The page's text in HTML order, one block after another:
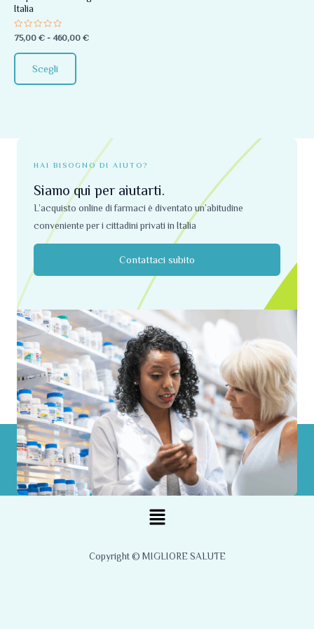
Italia
Valutato
0
su
5
75,00 € - 460,00 €
Scegli
scelte
del
HAI BISOGNO DI AIUTO?
Siamo qui per aiutarti.
L’acquisto online di farmaci è diventato un’abitudine
conveniente per i cittadini privati ​​in Italia
Contattaci subito
Menu
Copyright © MIGLIORE SALUTE